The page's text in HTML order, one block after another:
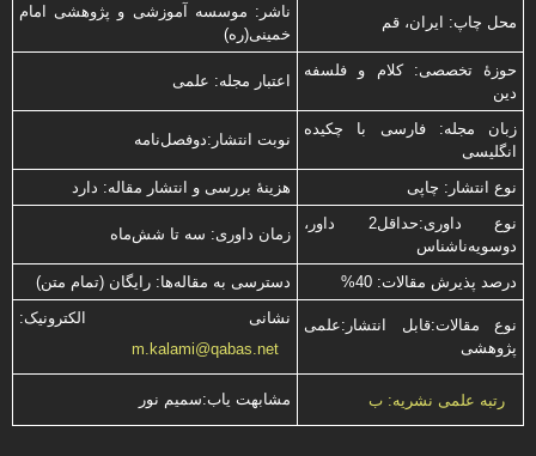
محل چاپ: ایران، قم
ناشر: موسسه آموزشی و پژوهشی امام
خمینی(ره)
حوزۀ تخصصی: کلام و فلسفه
دین
اعتبار مجله: علمی
زبان مجله: فارسی با چكیده
انگلیسی
نوبت انتشار:دوفصل‌نامه
نوع انتشار: چاپی
هزینۀ بررسی و انتشار مقاله: دارد
نوع داوری:حداقل2 داور،
دوسویه‌ناشناس
زمان داوری: سه تا شش‌ماه
درصد پذیرش مقالات: 40% دسترسی به مقاله‌ها: رایگان (تمام متن)
نوع مقالات:قابل انتشار:علمی
پژوهشی
نشانی الکترونیک:
m.kalami@qabas.net
رتبه علمی نشریه: ب مشابهت ياب:سميم نور